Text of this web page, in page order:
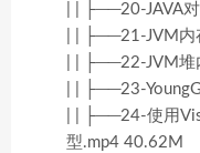
| | ├──20-JAVA
| | ├──21-JVM
| | ├──22-JVM
| | ├──23-
| | ├──24-使用
型.mp4 40.62M